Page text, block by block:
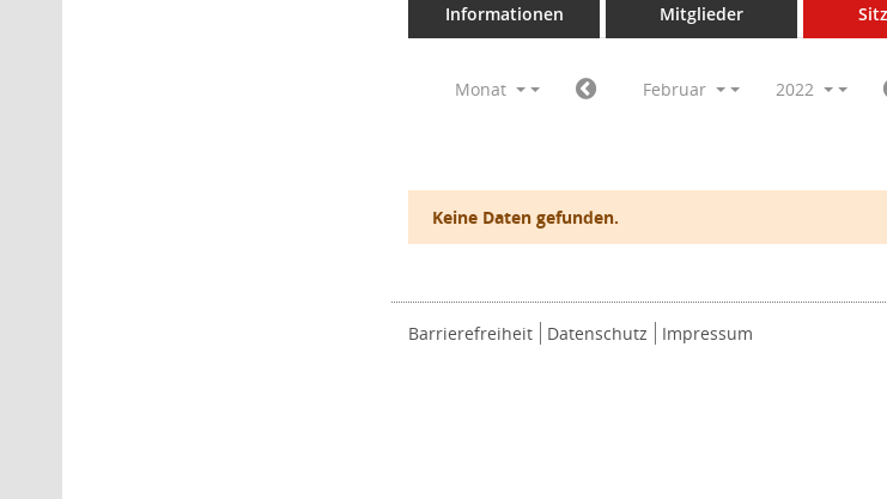
Informationen Mitglieder
Monat Februar 2022
Keine Daten gefunden.
Barrierefreiheit Datenschutz Impressum